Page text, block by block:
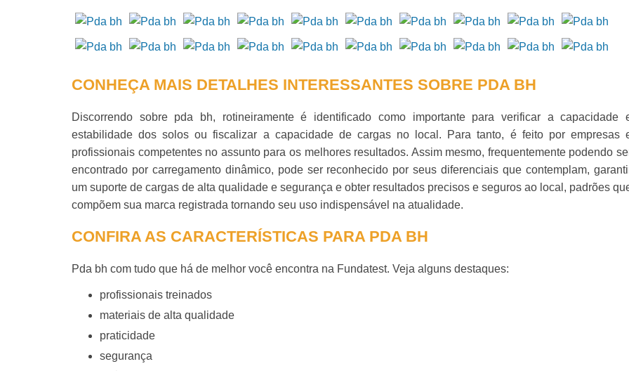
CONHEÇA MAIS DETALHES INTERESSANTES SOBRE PDA BH
Discorrendo sobre pda bh, rotineiramente é identificado como importante para verificar a capacidade
estabilidade dos solos ou fiscalizar a capacidade de cargas no local. Para tanto, é feito por empresas
profissionais competentes no assunto para os melhores resultados. Assim mesmo, frequentemente podendo
encontrado por carregamento dinâmico, pode ser reconhecido por seus diferenciais que contemplam,
um suporte de cargas de alta qualidade e segurança e obter resultados precisos e seguros ao local, padrões
compõem sua marca registrada tornando seu uso indispensável na atualidade.
CONFIRA AS CARACTERÍSTICAS PARA PDA BH
Pda bh com tudo que há de melhor você encontra na Fundatest. Veja alguns destaques:
profissionais treinados
materiais de alta qualidade
praticidade
segurança